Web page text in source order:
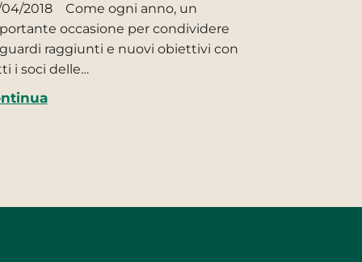
2018
Come ogni anno, un
occasione per condividere
raggiunti e nuovi obiettivi con
i soci delle…